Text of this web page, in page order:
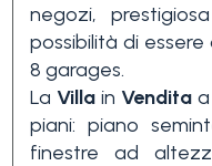
negozi, prestigiosa
possibilità di
8 garages.
La Villa in Venditaa
piani: piano
finestre ad